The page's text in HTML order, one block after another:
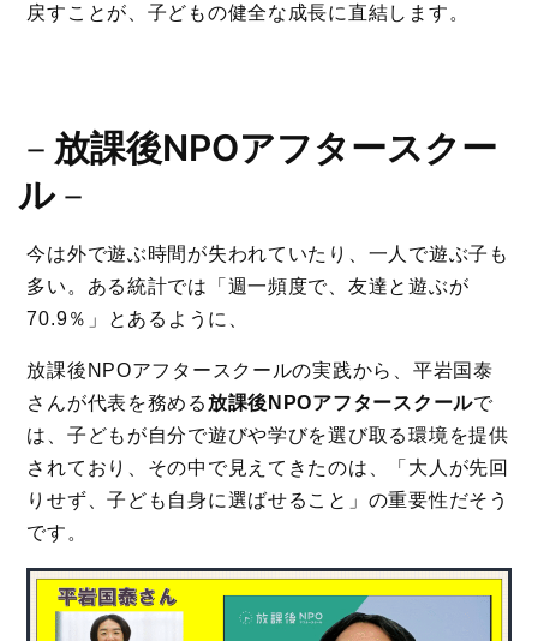
戻すことが、子どもの健全な成長に直結します。
－ 放課後NPOアフタースクー
ル－
今は外で遊ぶ時間が失われていたり、一人で遊ぶ子も
多い。ある統計では「週一頻度で、友達と遊ぶが
70.9％」とあるように、
放課後NPOアフタースクールの実践から、平岩国泰
さんが代表を務める 放課後NPOアフタースクールで
は、子どもが自分で遊びや学びを選び取る環境を提供
されており、その中で見えてきたのは、「大人が先回
りせず、子ども自身に選ばせること」の重要性だそう
です。